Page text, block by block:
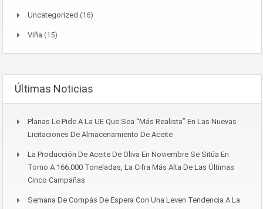
Uncategorized (16)
Viña (15)
Últimas Noticias
Planas Le Pide A La UE Que Sea “más Realista” En Las Nuevas
Licitaciones De Almacenamiento De Aceite
La Producción De Aceite De Oliva En Noviembre Se Sitúa En
Torno A 166.000 Toneladas, La Cifra Más Alta De Las Últimas
Cinco Campañas
Semana De Compás De Espera Con Una Leven Tendencia A La